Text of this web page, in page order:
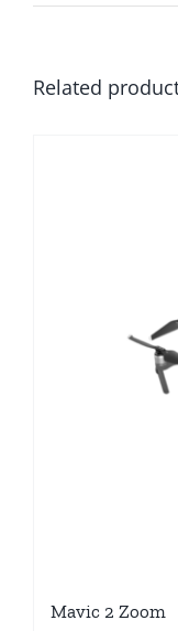
Related
Mavic 2 Zoom